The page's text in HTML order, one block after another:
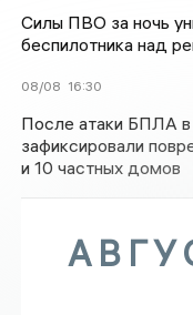
Силы ПВО за ночь
беспилотника над
08/08 16:30
После атаки БПЛА
зафиксировали
и 10 частных домов